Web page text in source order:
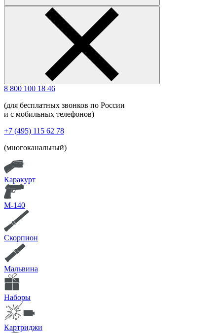
8 800 100 18 46
(для бесплатных звонков по России
и с мобильных телефонов)
+7 (495) 115 62 78
(многоканальный)
Каракурт
М-140
Скорпион
Мальвина
Наборы
Картриджи